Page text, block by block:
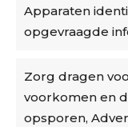
Apparaten
opgevraagde
Zorg dragen
voorkomen en
opsporen,
Cookiebeleid
Verzending